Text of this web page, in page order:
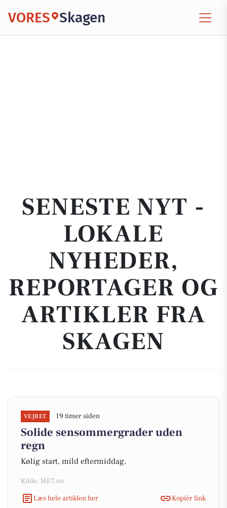
VORES Skagen
SENESTE NYT -
LOKALE
NYHEDER,
REPORTAGER OG
ARTIKLER FRA
SKAGEN
VEJRET 19 timer siden
Solide sensommergrader uden
regn
Kølig start, mild eftermiddag.
Kilde: MET.no
Læs hele artiklen her
Kopiér link